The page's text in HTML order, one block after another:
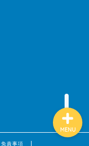
免責事項
MENU